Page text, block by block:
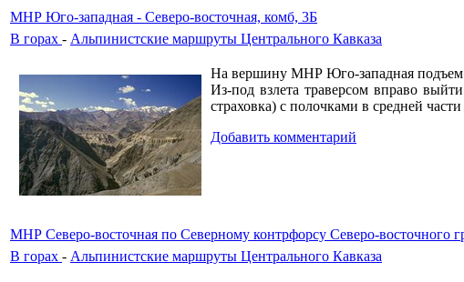
МНР Юго-западная - Северо-восточная, комб, 3Б
В горах - Альпинистские маршруты Центрального Кавказа
На вершину МНР Юго-западная
Из-под взлета траверсом вправо
страховка) с полочками в средней
Добавить комментарий
МНР Северо-восточная по Северному контрфорсу Северо-восточного
В горах - Альпинистские маршруты Центрального Кавказа